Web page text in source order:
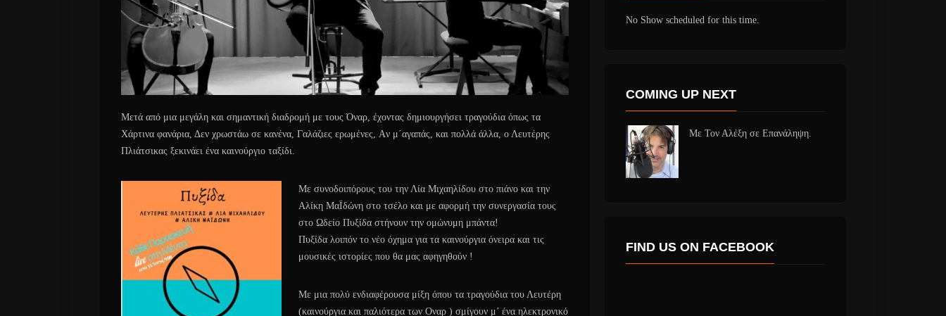
Μετά από μια μεγάλη και σημαντική διαδρομή με τους Όναρ, έχοντας δημιουργήσει τραγούδια όπως τα
Χάρτινα φανάρια, Δεν χρωστάω σε κανένα, Γαλάζιες ερωμένες, Aν μ΄αγαπάς, και πολλά άλλα, ο Λευτέρης
Πλιάτσικας ξεκινάει ένα καινούργιο ταξίδι.
Με συνοδοιπόρους του την Λία Μιχαηλίδου στο πιάνο και την
Αλίκη ΜαΪδώνη στο τσέλο και με αφορμή την συνεργασία τους
στο Ωδείο Πυξίδα στήνουν την ομώνυμη μπάντα!
Πυξίδα λοιπόν το νέο όχημα για τα καινούργια όνειρα και τις
μουσικές ιστορίες που θα μας αφηγηθούν !
Με μια πολύ ενδιαφέρουσα μίξη όπου τα τραγούδια του Λευτέρη
(καινούργια και παλιότερα των Οναρ ) σμίγουν μ’ ένα ηλεκτρονικό
No Show scheduled for this time.
COMING UP NEXT
Με Τον Αλέξη σε Επανάληψη.
FIND US ON FACEBOOK